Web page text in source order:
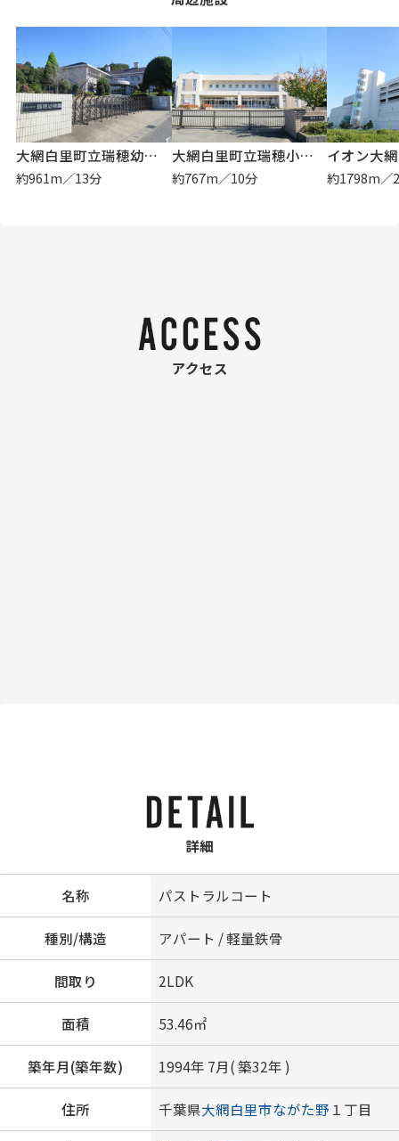
大網白里町立瑞穂幼稚園
約961m／13分
大網白里町立瑞穂小学校
約767m／10分
イオン大
約1798m／
アクセス
詳細
名称 パストラルコート
種別/構造 アパート / 軽量鉄骨
間取り 2LDK
面積 53.46㎡
築年月(築年数) 1994年 7月( 築32年 )
住所 千葉県大網白里市ながた野 １丁目